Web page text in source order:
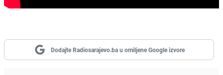
Dodajte Radiosarajevo.ba u omiljene Google izvore